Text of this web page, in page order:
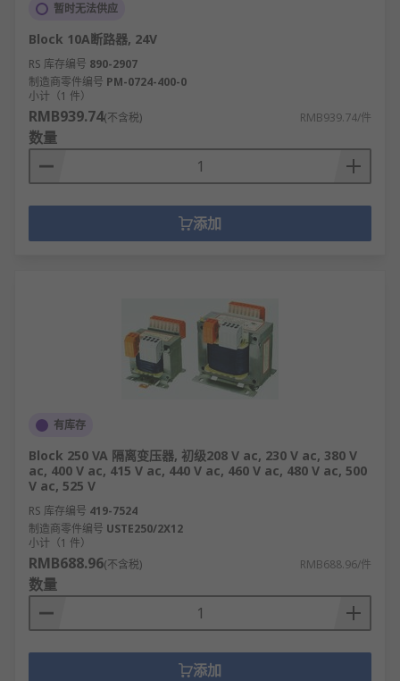
暂时无法供应
Block 10A断路器, 24V
RS 库存编号 890-2907
制造商零件编号 PM-0724-400-0
小计（1 件）
RMB939.74(不含税) RMB939.74/件
数量
添加
有库存
Block 250 VA 隔离变压器, 初级208 V ac, 230 V ac, 380 V
ac, 400 V ac, 415 V ac, 440 V ac, 460 V ac, 480 V ac, 500
V ac, 525 V
RS 库存编号 419-7524
制造商零件编号 USTE250/2X12
小计（1 件）
RMB688.96(不含税) RMB688.96/件
数量
添加